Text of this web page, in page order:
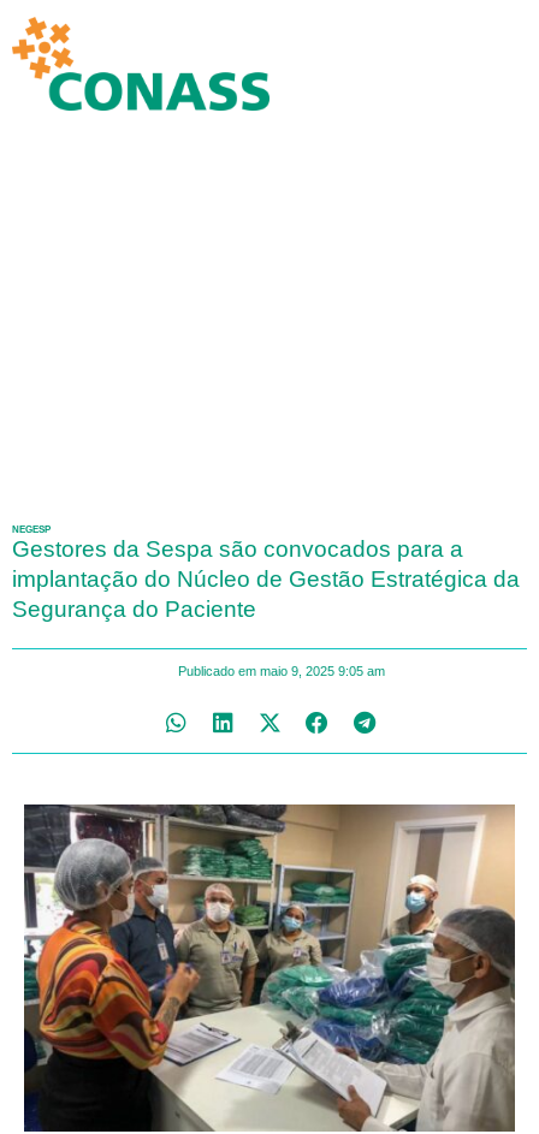
NEGESP
Gestores da Sespa são convocados para a
implantação do Núcleo de Gestão Estratégica da
Segurança do Paciente
Publicado em maio 9, 2025 9:05 am